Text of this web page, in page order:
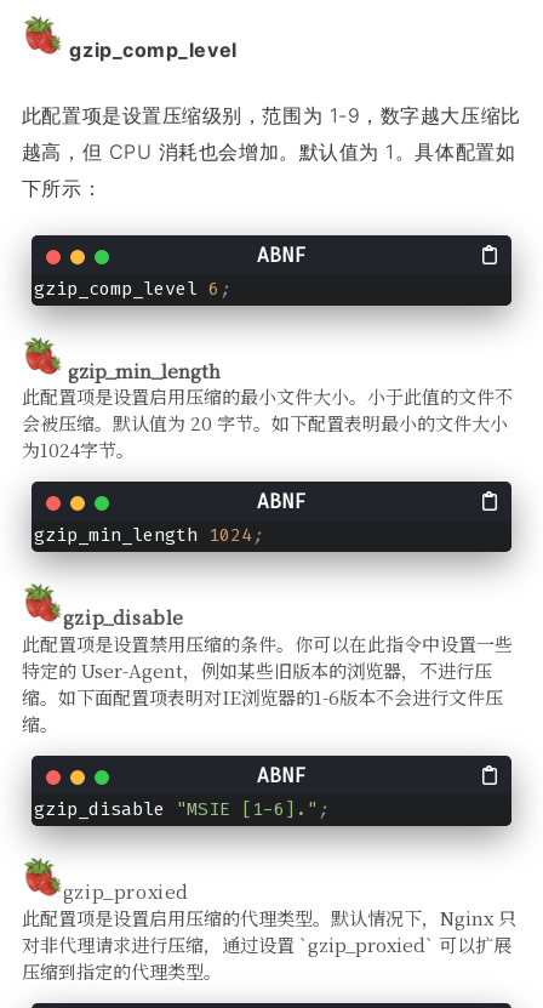
gzip_comp_level
此配置项是设置压缩级别，范围为 1-9，数字越大压缩比
越高，但 CPU 消耗也会增加。 默认值为 1。具体配置如
下所示：
gzip_comp_level 6 ;
gzip_min_length
此配置项是设置启用压缩的最小文件大小。小于此值的文件不
会被压缩。默认值为 20 字节。如下配置表明最小的文件大小
为1024字节。
gzip_min_length 1024;
gzip_disable
此配置项是设置禁用压缩的条件。你可以在此指令中设置一些
特定的 User-Agent，例如某些旧版本的浏览器，不进行压
缩。如下面配置项表明对IE浏览器的1-6版本不会进行文件压
缩。
gzip_disable "MSIE [1-6]." ;
gzip_proxied
此配置项是设置启用压缩的代理类型。默认情况下，Nginx 只
对非代理请求进行压缩，通过设置 `gzip_proxied` 可以扩展
压缩到指定的代理类型。